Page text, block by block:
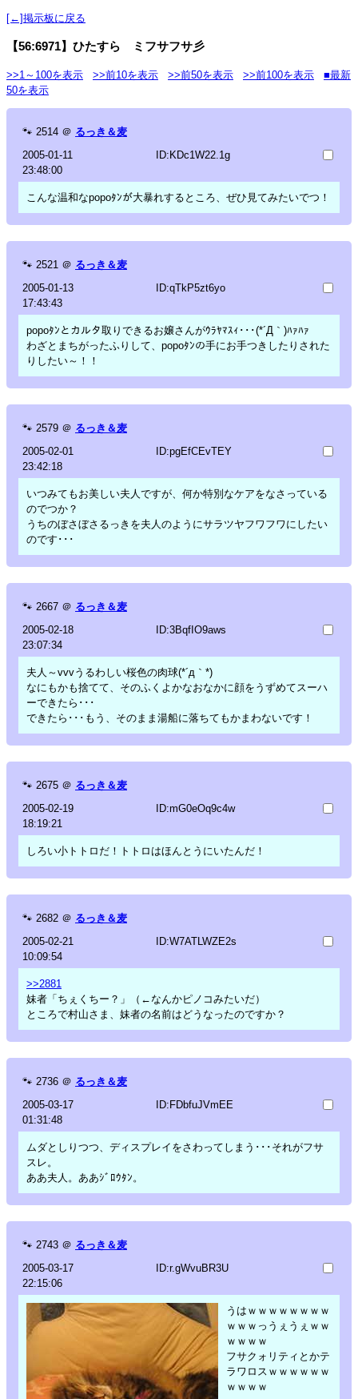
[←]掲示板に戻る
【56:6971】ひたすら ミフサフサ彡
>>1～100を表示 >>前10を表示 >>前50を表示 >>前100を表示
■最新
50を表示
🐾 2514 ＠ るっき＆麦
2005-01-11
23:48:00
ID:KDc1W22.1g
こんな温和なpopoﾀﾝが大暴れするところ、ぜひ見てみたいでつ！
🐾 2521 ＠ るっき＆麦
2005-01-13
17:43:43
ID:qTkP5zt6yo
popoﾀﾝとカルタ取りできるお嬢さんがｳﾗﾔﾏｽｨ･･･(*´Д｀)ﾊｧﾊｧ
わざとまちがったふりして、popoﾀﾝの手にお手つきしたりされた
りしたい～！！
🐾 2579 ＠ るっき＆麦
2005-02-01
23:42:18
ID:pgEfCEvTEY
いつみてもお美しい夫人ですが、何か特別なケアをなさっている
のでつか？
うちのぼさぼさるっきを夫人のようにサラツヤフワフワにしたい
のです･･･
🐾 2667 ＠ るっき＆麦
2005-02-18
23:07:34
ID:3BqfIO9aws
夫人～vvvうるわしい桜色の肉球(*´д｀*)
なにもかも捨てて、そのふくよかなおなかに顔をうずめてスーハ
ーできたら･･･
できたら･･･もう、そのまま湯船に落ちてもかまわないです！
🐾 2675 ＠ るっき＆麦
2005-02-19
18:19:21
ID:mG0eOq9c4w
しろい小トトロだ！トトロはほんとうにいたんだ！
🐾 2682 ＠ るっき＆麦
2005-02-21
10:09:54
ID:W7ATLWZE2s
>>2881
妹者「ちぇくちー？」（←なんかピノコみたいだ）
ところで村山さま、妹者の名前はどうなったのですか？
🐾 2736 ＠ るっき＆麦
2005-03-17
01:31:48
ID:FDbfuJVmEE
ムダとしりつつ、ディスプレイをさわってしまう･･･それがフサ
スレ。
ああ夫人。ああｼﾞﾛｳﾀﾝ。
🐾 2743 ＠ るっき＆麦
2005-03-17
22:15:06
ID:r.gWvuBR3U
うはｗｗｗｗｗｗｗｗ
ｗｗｗっうぇうぇｗｗ
ｗｗｗｗ
フサクォリティとかテ
ラワロスｗｗｗｗｗｗ
ｗｗｗｗ